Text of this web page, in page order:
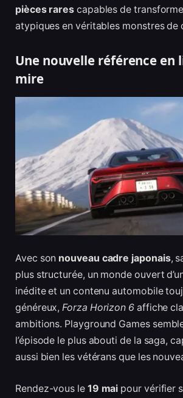
pièces rares capables de
atypiques en véritables monstres de
Une nouvelle référence en
mire
Avec son nouveau cadre japonais,
plus structurée, un monde ouvert
inédite et un contenu automobile
généreux,Forza Horizon 6 affiche
ambitions. Playground Games
l’épisode le plus abouti de la saga,
aussi bien les vétérans que les
Rendez-vous le 19 mai pour vérifier